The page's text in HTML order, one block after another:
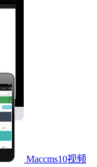
Maccms10视频